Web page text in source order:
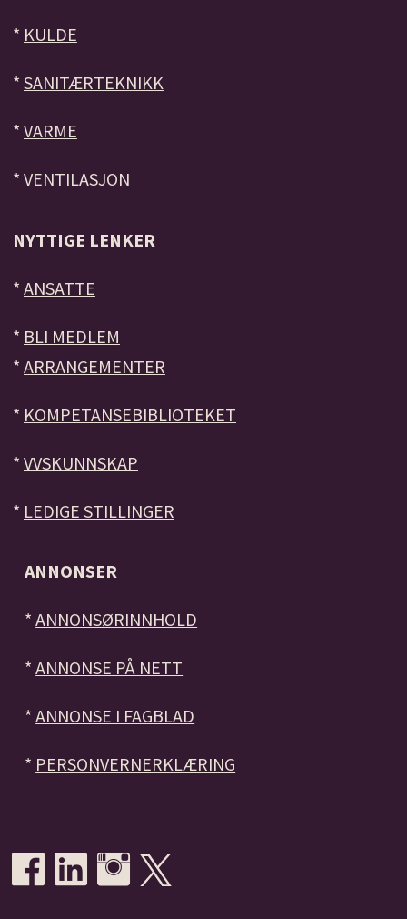
* KULDE
* SANITÆRTEKNIKK
* VARME
* VENTILASJON
NYTTIGE LENKER
* ANSATTE
* BLI MEDLEM
* ARRANGEMENTER
* KOMPETANSEBIBLIOTEKET
* VVSKUNNSKAP
* LEDIGE STILLINGER
ANNONSER
*ANNONSØRINNHOLD
*ANNONSE PÅ NETT
*ANNONSE I FAGBLAD
* PERSONVERNERKLÆRING